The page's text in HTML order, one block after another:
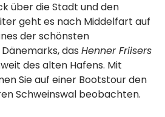
über die Stadt und den
geht es nach Middelfart auf
der schönsten
das Henner Friisers
des alten Hafens. Mit
Sie auf einer Bootstour den
Schweinswal beobachten.